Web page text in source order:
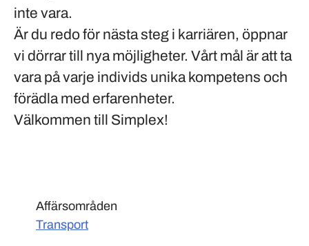
inte vara.
Är du redo för nästa steg i karriären, öppnar
vi dörrar till nya möjligheter. Vårt mål är att ta
vara på varje individs unika kompetens och
förädla med erfarenheter.
Välkommen till Simplex!
Affärsområden
Transport